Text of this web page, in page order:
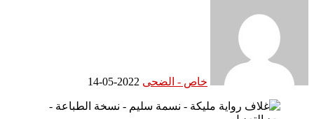
خاص - الضحى 2022-05-14